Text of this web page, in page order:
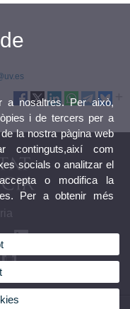
a nosaltres. Per això,
i de tercers per a
la nostra pàgina web
continguts,així com
socials o analitzar el
o modifica la
Per a obtenir més